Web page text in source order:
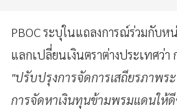
PBOC ระบุในแถลงการณ์ร่วมกับห
แลกเปลี่ยนเงินตราต่างประเทศว่
"ปรับปรุงการจัดการเสถียรภาพร
การจัดหาเงินทุนข้ามพรมแดนให้